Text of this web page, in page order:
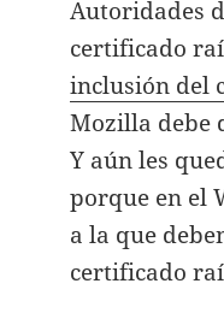
Autoridades
certificado
inclusión del
Mozilla debe
Y aún les
porque en el
a la que
certificado